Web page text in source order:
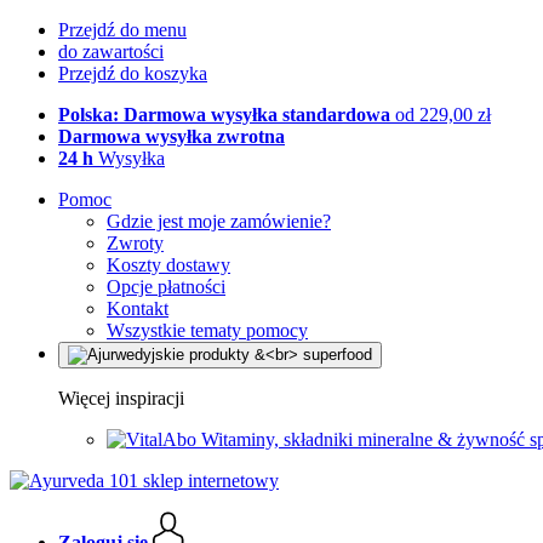
Przejdź do menu
do zawartości
Przejdź do koszyka
Polska: Darmowa wysyłka standardowa od 229,00 zł
Darmowa wysyłka zwrotna
24 h Wysyłka
Pomoc
Gdzie jest moje zamówienie?
Zwroty
Koszty dostawy
Opcje płatności
Kontakt
Wszystkie tematy pomocy
Więcej inspiracji
Witaminy, składniki mineralne & żywność